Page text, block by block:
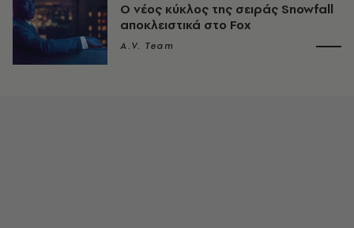
Ο νέος κύκλος της σειράς Snowfall
αποκλειστικά στο Fox
A.V. Team